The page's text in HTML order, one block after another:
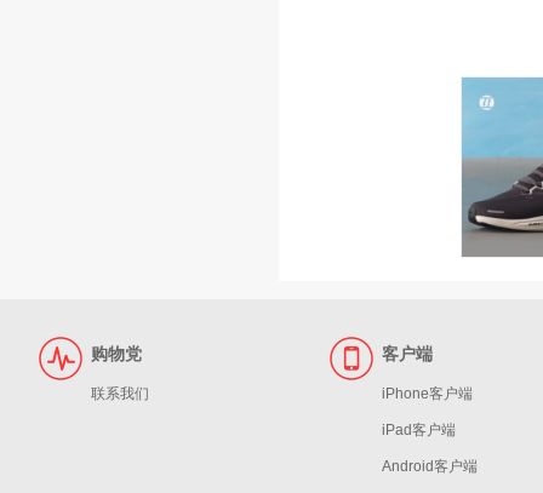
购物党
联系我们
客户端
iPhone客户端
iPad客户端
Android客户端